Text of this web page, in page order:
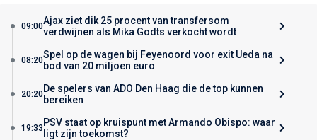
09:00Ajax ziet dik 25 procent van transfersom
verdwijnen als Mika Godts verkocht wordt
08:20Spel op de wagen bij Feyenoord voor exit Ueda na
bod van 20 miljoen euro
20:20De spelers van ADO Den Haag die de top kunnen
bereiken
19:33 PSV staat op kruispunt met Armando Obispo: waar
ligt zijn toekomst?